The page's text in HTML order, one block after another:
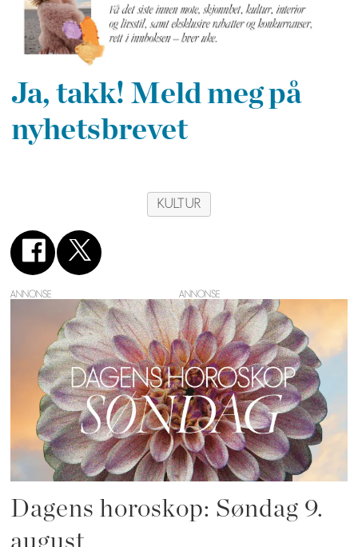
Ja, takk! Meld meg på
nyhetsbrevet
KULTUR
ANNONSE
Dagens horoskop: Søndag 9.